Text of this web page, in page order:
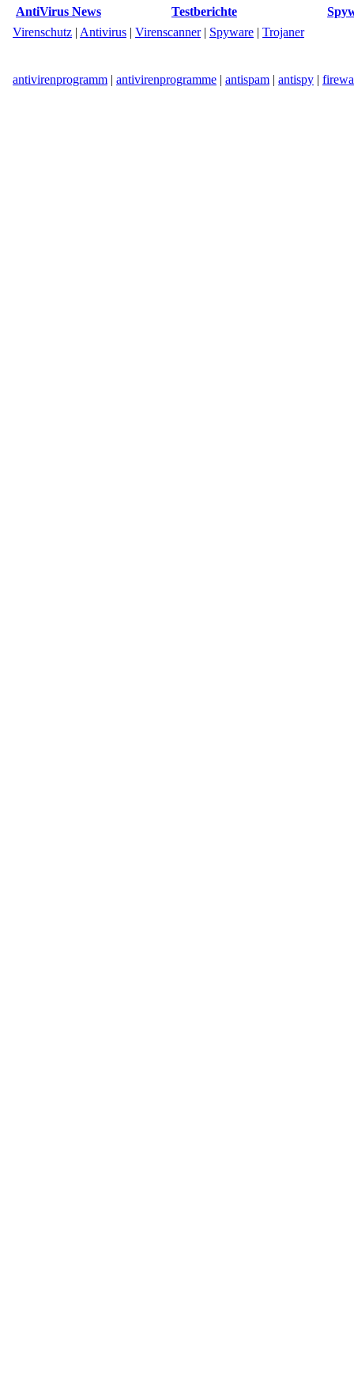
AntiVirus News Testberichte
Virenschutz | Antivirus | Virenscanner| Spyware | Trojaner
antivirenprogramm | antivirenprogramme | antispam | antispy |